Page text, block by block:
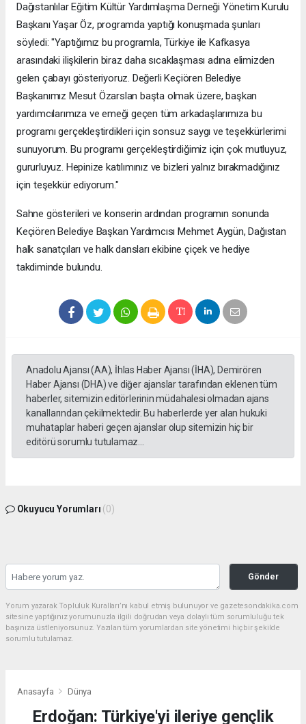
Dağıstanlılar Eğitim Kültür Yardımlaşma Derneği Yönetim Kurulu
Başkanı Yaşar Öz, programda yaptığı konuşmada şunları
söyledi: "Yaptığımız bu programla, Türkiye ile Kafkasya
arasındaki ilişkilerin biraz daha sıcaklaşması adına elimizden
gelen çabayı gösteriyoruz. Değerli Keçiören Belediye
Başkanımız Mesut Özarslan başta olmak üzere, başkan
yardımcılarımıza ve emeği geçen tüm arkadaşlarımıza bu
programı gerçekleştirdikleri için sonsuz saygı ve teşekkürlerimi
sunuyorum. Bu programı gerçekleştirdiğimiz için çok mutluyuz,
gururluyuz. Hepinize katılımınız ve bizleri yalnız bırakmadığınız
için teşekkür ediyorum."
Sahne gösterileri ve konserin ardından programın sonunda
Keçiören Belediye Başkan Yardımcısı Mehmet Aygün, Dağıstan
halk sanatçıları ve halk dansları ekibine çiçek ve hediye
takdiminde bulundu.
Anadolu Ajansı (AA), İhlas Haber Ajansı (İHA), Demirören
Haber Ajansı (DHA) ve diğer ajanslar tarafından eklenen tüm
haberler, sitemizin editörlerinin müdahalesi olmadan ajans
kanallarından çekilmektedir. Bu haberlerde yer alan hukuki
muhataplar haberi geçen ajanslar olup sitemizin hiç bir
editörü sorumlu tutulamaz...
Okuyucu Yorumları (0)
Gönder
Yorum yazarak Topluluk Kuralları’nı kabul etmiş bulunuyor ve gazetesondakika.com
sitesine yaptığınız yorumunuzla ilgili doğrudan veya dolaylı tüm sorumluluğu tek
başınıza üstleniyorsunuz. Yazılan tüm yorumlardan site yönetimi hiçbir şekilde
sorumlu tutulamaz.
Anasayfa Dünya
Erdoğan: Türkiye'yi ileriye gençlik